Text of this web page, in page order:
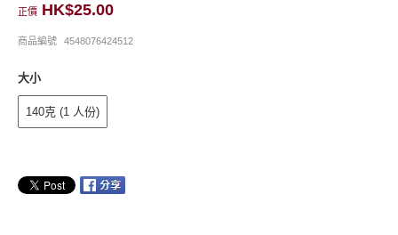
正價 HK$25.00
商品編號 4548076424512
大小
140克 (1 人份)